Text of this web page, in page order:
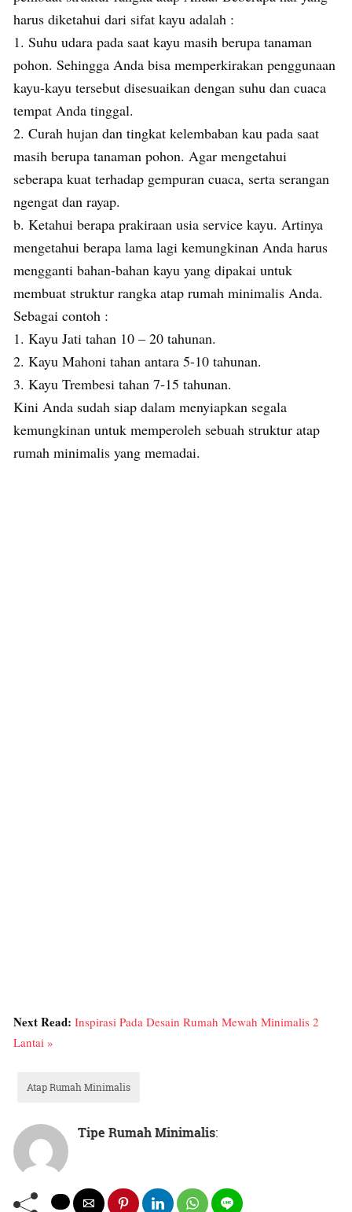
harus diketahui dari sifat kayu adalah :
1. Suhu udara pada saat kayu masih berupa tanaman
pohon. Sehingga Anda bisa memperkirakan penggunaan
kayu-kayu tersebut disesuaikan dengan suhu dan cuaca
tempat Anda tinggal.
2. Curah hujan dan tingkat kelembaban kau pada saat
masih berupa tanaman pohon. Agar mengetahui
seberapa kuat terhadap gempuran cuaca, serta serangan
ngengat dan rayap.
b. Ketahui berapa prakiraan usia service kayu. Artinya
mengetahui berapa lama lagi kemungkinan Anda harus
mengganti bahan-bahan kayu yang dipakai untuk
membuat struktur rangka atap rumah minimalis Anda.
Sebagai contoh :
1. Kayu Jati tahan 10 – 20 tahunan.
2. Kayu Mahoni tahan antara 5-10 tahunan.
3. Kayu Trembesi tahan 7-15 tahunan.
Kini Anda sudah siap dalam menyiapkan segala
kemungkinan untuk memperoleh sebuah struktur atap
rumah minimalis yang memadai.
Next Read: Inspirasi Pada Desain Rumah Mewah Minimalis 2
Lantai »
Atap Rumah Minimalis
Tipe Rumah Minimalis: